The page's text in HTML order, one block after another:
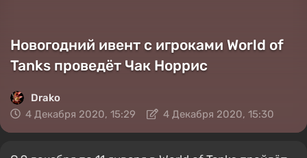
Новогодний ивент с игроками World of
Tanks проведёт Чак Норрис
Drako
4 Декабря 2020, 15:29
4 Декабря 2020, 15:30